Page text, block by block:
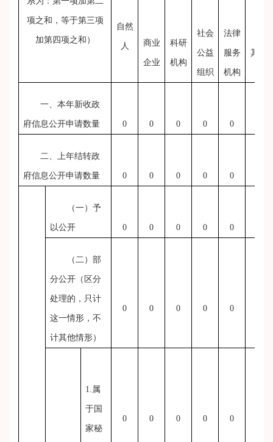
项之和，等于第三项
加第四项之和）
自然
人 商业
企业
科研
机构
社会
公益
组织
法律
服务
机构
其他
一、本年新收政
府信息公开申请数量 0 0 0 0 0
二、上年结转政
府信息公开申请数量 0 0 0 0 0
（一）予
以公开 0 0 0 0 0
（二）部
分公开（区分
处理的，只计
这一情形，不
计其他情形）
0 0 0 0 0
1.属
于国
家秘
0 0 0 0 0